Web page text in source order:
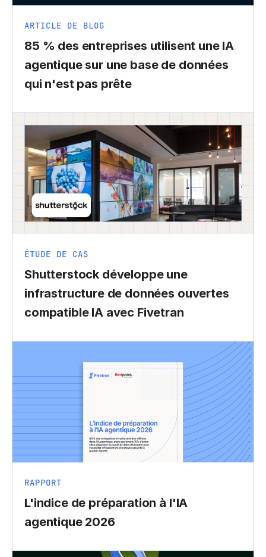
ARTICLE DE BLOG
85 % des entreprises utilisent une IA
agentique sur une base de données
qui n'est pas prête
ÉTUDE DE CAS
Shutterstock développe une
infrastructure de données ouvertes
compatible IA avec Fivetran
RAPPORT
L'indice de préparation à l'IA
agentique 2026